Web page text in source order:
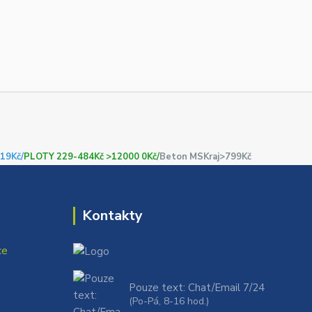
PLOTY 229-484Kč >12000 0Kč/Beton MSKraj>799Kč
Kontakty
Pouze text: Chat/Email 7/24
(Po-Pá, 8-16 hod.)